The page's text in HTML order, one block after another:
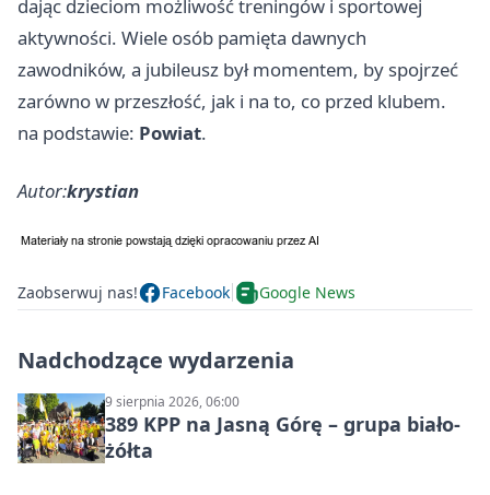
dając dzieciom możliwość treningów i sportowej
aktywności. Wiele osób pamięta dawnych
zawodników, a jubileusz był momentem, by spojrzeć
zarówno w przeszłość, jak i na to, co przed klubem.
na podstawie: Powiat.
Autor:krystian
Zaobserwuj nas! Facebook Google News
Nadchodzące wydarzenia
9 sierpnia 2026, 06:00
389 KPP na Jasną Górę – grupa biało-
żółta